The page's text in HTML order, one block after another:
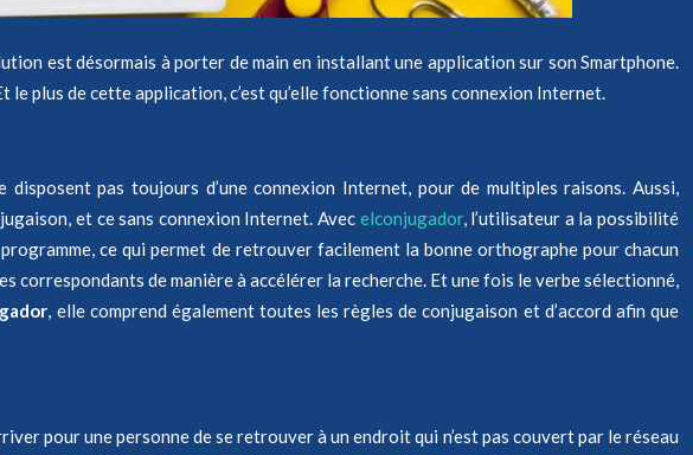
est désormais à porter de main en installant une application sur son Smartphone.
le plus de cette application, c’est qu’elle fonctionne sans connexion Internet.
pas toujours d’une connexion Internet, pour de multiples raisons. Aussi,
et ce sans connexion Internet. Avec elconjugador, l’utilisateur a la possibilité
ce qui permet de retrouver facilement la bonne orthographe pour chacun
correspondants de manière à accélérer la recherche. Et une fois le verbe sélectionné,
, elle comprend également toutes les règles de conjugaison et d’accord afin que
pour une personne de se retrouver à un endroit qui n’est pas couvert par le réseau